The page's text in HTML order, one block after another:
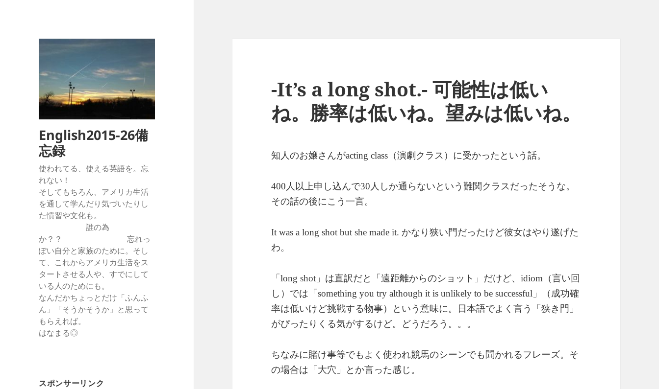
English2015-26備
忘録
使われてる、使える英語を。忘
れない！
そしてもちろん、アメリカ生活
を通して学んだり気づいたりし
た慣習や文化も。
誰の為
か？？ 忘れっ
ぽい自分と家族のために。そし
て、これからアメリカ生活をス
タートさせる人や、すでにして
いる人のためにも。
なんだかちょっとだけ「ふんふ
ん」「そうかそうか」と思って
もらえれば。
はなまる◎
スポンサーリンク
-It’s a long shot.- 可能性は低い
ね。勝率は低いね。望みは低いね。
知人のお嬢さんがacting class （演劇クラス）に受かったという話。
400人以上申し込んで30人しか通らないという難関クラスだったそうな。
その話の後にこう一言。
It was a long shot but she made it. かなり狭い門だったけど彼女はやり遂げた
わ。
「long shot 」は直訳だと「遠距離からのショット」だけど、idiom
（言い回
し）では「something you try although it is unlikely to be successful 」（成功確
率は低いけど挑戦する物事）という意味に。日本語でよく言う「狭き門」
がぴったりくる気がするけど。どうだろう。。。
ちなみに賭け事等でもよく使われ競馬のシーンでも聞かれるフレーズ。そ
の場合は「大穴」とか言った感じ。